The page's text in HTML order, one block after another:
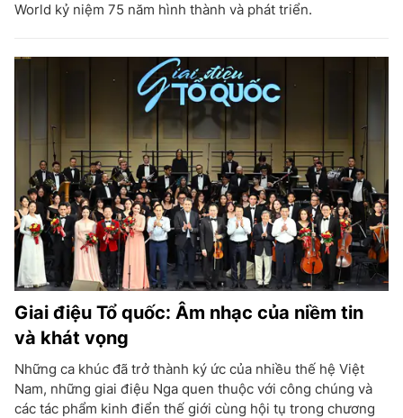
World kỷ niệm 75 năm hình thành và phát triển.
Giai điệu Tổ quốc: Âm nhạc của niềm tin
và khát vọng
Những ca khúc đã trở thành ký ức của nhiều thế hệ Việt
Nam, những giai điệu Nga quen thuộc với công chúng và
các tác phẩm kinh điển thế giới cùng hội tụ trong chương